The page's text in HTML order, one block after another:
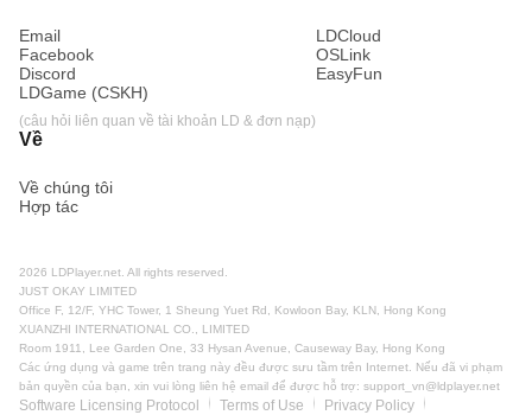
Email
Facebook
Discord
LDGame (CSKH)
(câu hỏi liên quan về tài khoản LD & đơn nạp)
LDCloud
OSLink
EasyFun
Về
Về chúng tôi
Hợp tác
2026 LDPlayer.net. All rights reserved.
JUST OKAY LIMITED
Office F, 12/F, YHC Tower, 1 Sheung Yuet Rd, Kowloon Bay, KLN, Hong Kong
XUANZHI INTERNATIONAL CO., LIMITED
Room 1911, Lee Garden One, 33 Hysan Avenue, Causeway Bay, Hong Kong
Các ứng dụng và game trên trang này đều được sưu tầm trên Internet. Nếu đã vi phạm
bản quyền của bạn, xin vui lòng liên hệ email để được hỗ trợ: support_vn@ldplayer.net
Software Licensing Protocol Terms of Use Privacy Policy